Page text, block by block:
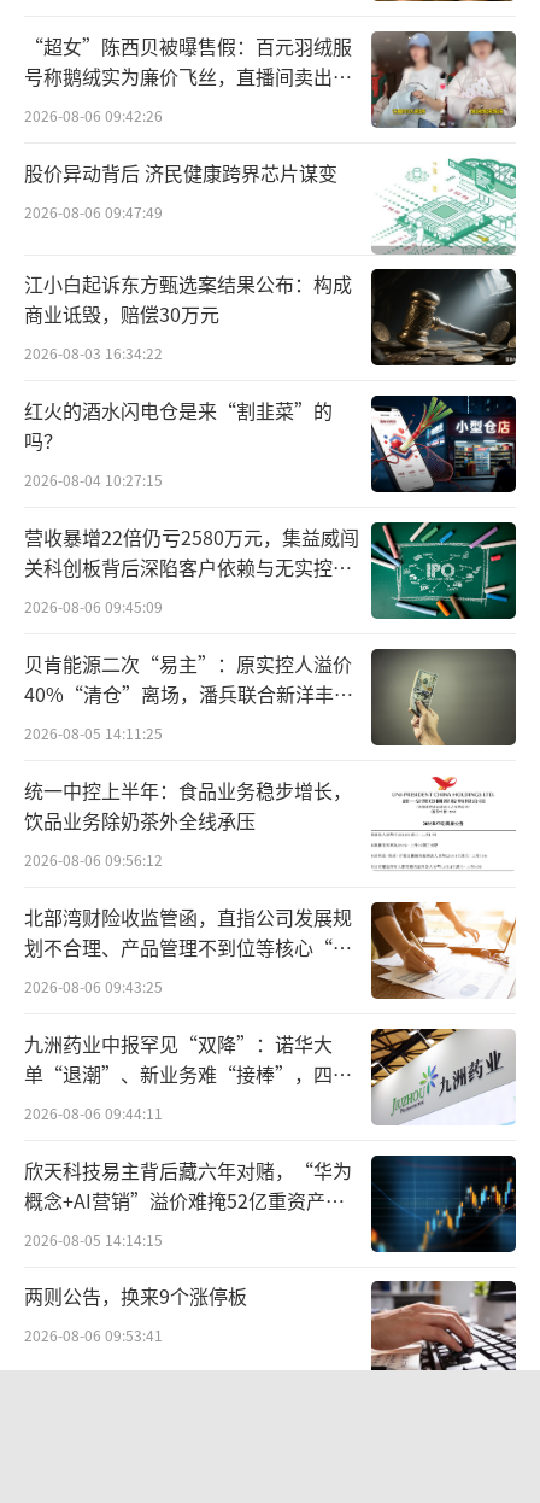
称，旗下子公司TCL华星本次拟购买乐金显示
（中国）有限公司（以下简称乐金中国）70%
股权和乐金显示（广州）有限公司（以下简称
乐金广州）100%股权，TCL 华星被确定为本次
股权竞买的优先竞买方。
公告显示，LGD直接和间接合计持有乐金
中国70%股权，广州高新区科技控股集团有限
公司持有其20%股权，深圳创维-RGB电子有限
公司持有其10%股权；乐金广州方面，LGD则
持有其100%股权。
按照收购股权比例计算，此次TCL华星收购
的净资产总额将超百亿元。
据悉，乐金中国和乐金广州分别是8.5代液
晶面板生产线和配套模组厂，2023年营收分别
达到63.34亿元和118.60亿元，净资产分别是11
8.02亿元及28.39亿元。
截至公告发布日，TCL 华星尚未与出售方
就本次交易达成约束性协议，最终能否实施本
次收购尚存在不确定性。如达成最终交易协
议，TCL 华星预计将以自有或自筹资金进行收
购。
巨亏产线，买家趋之若鹜
“超女”陈西贝被曝售假：百元羽绒服
号称鹅绒实为廉价飞丝，直播间卖出超
百万元
2026-08-06 09:42:26
股价异动背后 济民健康跨界芯片谋变
2026-08-06 09:47:49
江小白起诉东方甄选案结果公布：构成
商业诋毁，赔偿30万元
2026-08-03 16:34:22
红火的酒水闪电仓是来“割韭菜”的
吗？
2026-08-04 10:27:15
营收暴增22倍仍亏2580万元，集益威闯
关科创板背后深陷客户依赖与无实控人
困局
2026-08-06 09:45:09
贝肯能源二次“易主”：原实控人溢价
40%“清仓”离场，潘兵联合新洋丰、
宏科百世拟入主
2026-08-05 14:11:25
统一中控上半年：食品业务稳步增长，
饮品业务除奶茶外全线承压
2026-08-06 09:56:12
北部湾财险收监管函，直指公司发展规
划不合理、产品管理不到位等核心“痛
点”
2026-08-06 09:43:25
九洲药业中报罕见“双降”：诺华大
单“退潮”、新业务难“接棒”，四大
难关待闯
2026-08-06 09:44:11
欣天科技易主背后藏六年对赌，“华为
概念+AI营销”溢价难掩52亿重资产考
验
2026-08-05 14:14:15
两则公告，换来9个涨停板
2026-08-06 09:53:41